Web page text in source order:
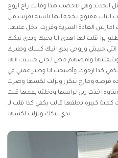
الحديد وهي لاحضت هذا وقالت راح اروح
الباب مفتوح بحجة انها ناسيه تقربت من
العادة السرية وقررت ادخل عليها،
برا قلت لها اهدي انا بحبك وبدي نيكك
انتي حبيبتي وروحي بدي انيك كسك وطيزك
وامصهم مص لحتى حسيت انها
كذا ارجوك وأصبحت انا وطيز عمتي في
فرصه ومارح تتكرر ونزلت لكسها وصرت
اخذت زبي لراسها ودخلته بفمها قلت
كبيره بحلقها قالت يكفي كذا قلت لا
بدي نيكك ونزلت لكسها